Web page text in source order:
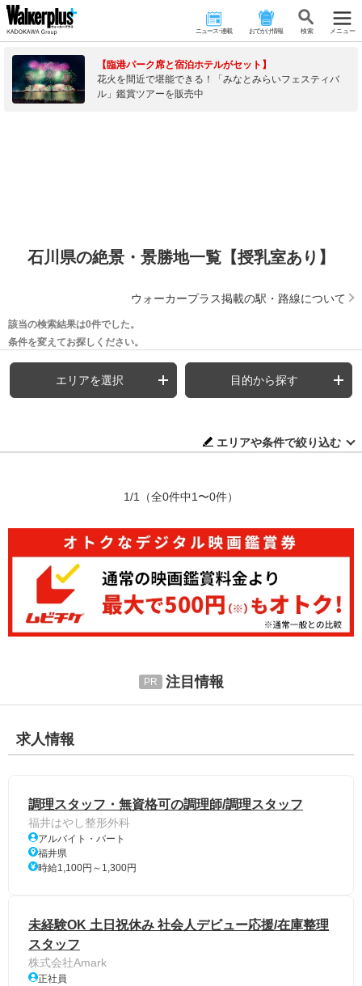
ニュース･連載 おでかけ情報 検 索 メニュー
【臨港パーク席と宿泊ホテルがセット】
花火を間近で堪能できる！「みなとみらいフェスティバ
ル」鑑賞ツアーを販売中
石川県の絶景・景勝地一覧【授乳室あり】
ウォーカープラス掲載の駅・路線について
該当の検索結果は0件でした。
条件を変えてお探しください。
エリアを選択 目的から探す
エリアや条件で絞り込む
1/1 （全0件中1〜0件）
注目情報
求人情報
調理スタッフ・無資格可の調理師/調理スタッフ
福井はやし整形外科
アルバイト・パート
福井県
時給1,100円～1,300円
未経験OK 土日祝休み 社会人デビュー応援/在庫整理
スタッフ
株式会社Amark
正社員